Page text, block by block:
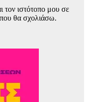
ιστότοπο μου σε
θα σχολιάσω.